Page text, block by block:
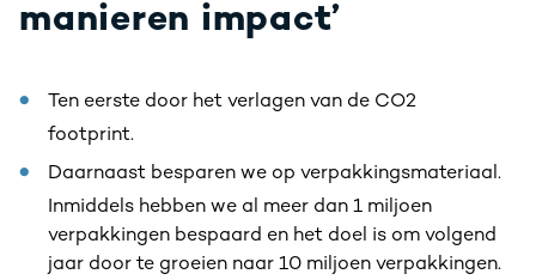
manieren impact’
Ten eerste door het verlagen van de CO2
footprint.
Daarnaast besparen we op verpakkingsmateriaal.
Inmiddels hebben we al meer dan 1 miljoen
verpakkingen bespaard en het doel is om volgend
jaar door te groeien naar 10 miljoen verpakkingen.